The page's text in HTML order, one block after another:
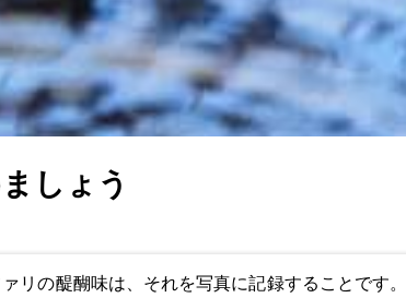
しょう
リの醍醐味は、それを写真に記録することです。